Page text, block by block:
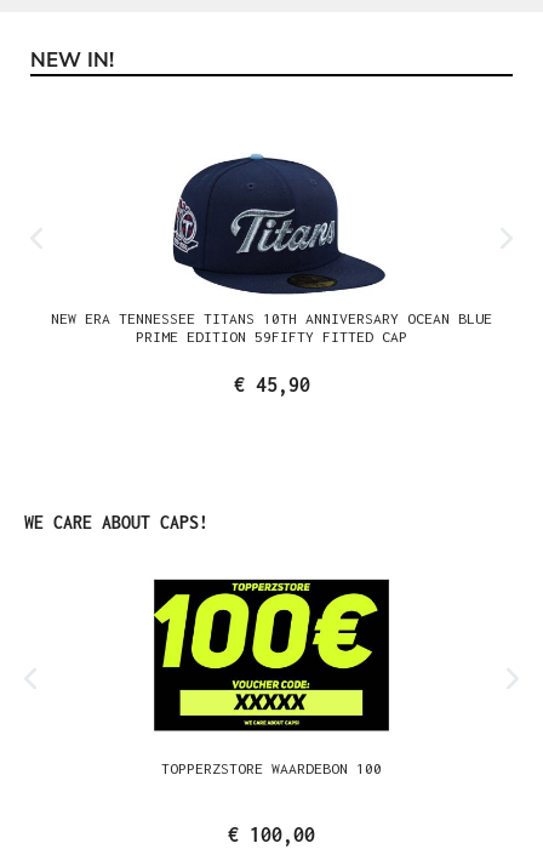
Productgalerij overslaan
NEW IN!
NEW ERA TENNESSEE TITANS 10TH ANNIVERSARY OCEAN BLUE
PRIME EDITION 59FIFTY FITTED CAP
€ 45,90
Productgalerij overslaan
WE CARE ABOUT CAPS!
TOPPERZSTORE WAARDEBON 100
€ 100,00